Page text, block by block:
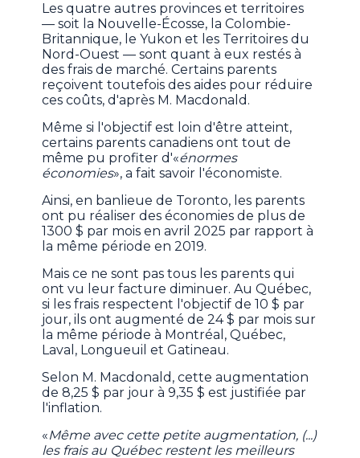
Les quatre autres provinces et territoires
— soit la Nouvelle-Écosse, la Colombie-
Britannique, le Yukon et les Territoires du
Nord-Ouest — sont quant à eux restés à
des frais de marché. Certains parents
reçoivent toutefois des aides pour réduire
ces coûts, d'après M. Macdonald.
Même si l'objectif est loin d'être atteint,
certains parents canadiens ont tout de
même pu profiter d'«énormes
économies», a fait savoir l'économiste.
Ainsi, en banlieue de Toronto, les parents
ont pu réaliser des économies de plus de
1300 $ par mois en avril 2025 par rapport à
la même période en 2019.
Mais ce ne sont pas tous les parents qui
ont vu leur facture diminuer. Au Québec,
si les frais respectent l'objectif de 10 $ par
jour, ils ont augmenté de 24 $ par mois sur
la même période à Montréal, Québec,
Laval, Longueuil et Gatineau.
Selon M. Macdonald, cette augmentation
de 8,25 $ par jour à 9,35 $ est justifiée par
l'inflation.
«Même avec cette petite augmentation, (...)
les frais au Québec restent les meilleurs